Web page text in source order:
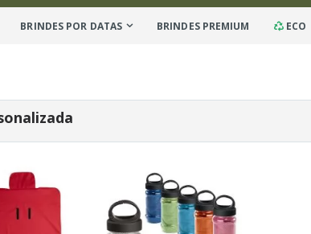
BRINDES POR DATAS BRINDES PREMIUM ECO